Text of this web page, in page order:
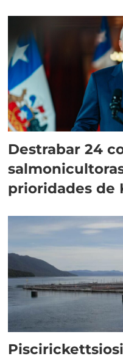
Destrabar 24
prioridades de